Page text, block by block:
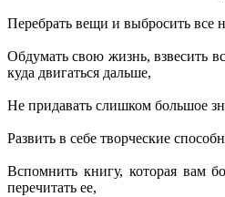
Перебрать вещи и выбросить все
Обдумать свою жизнь, взвесить
куда двигаться дальше,
Не придавать слишком большое
Развить в себе творческие
Вспомнить книгу, которая вам
перечитать ее,